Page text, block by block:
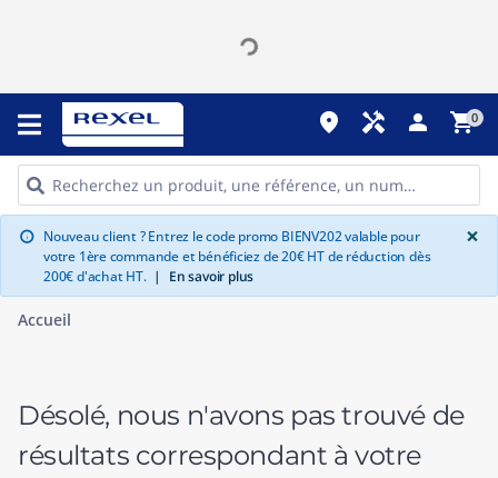
place handyman person shopping_cart0
info Nouveau client ? Entrez le code promo BIENV202 valable pour
votre 1ère commande et bénéficiez de 20€ HT de réduction dès
200€ d'achat HT. | En savoir plus
×
Accueil
Désolé, nous n'avons pas trouvé de
résultats correspondant à votre